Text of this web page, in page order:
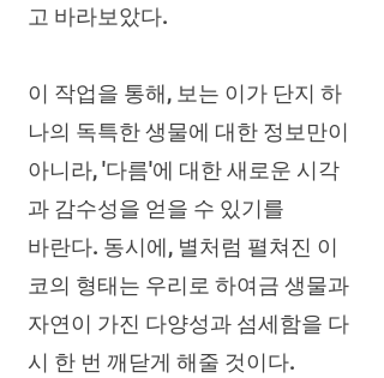
고 바라보았다.
이 작업을 통해, 보는 이가 단지 하
나의 독특한 생물에 대한 정보만이
아니라, '다름'에 대한 새로운 시각
과 감수성을 얻을 수 있기를
바란다. 동시에, 별처럼 펼쳐진 이
코의 형태는 우리로 하여금 생물과
자연이 가진 다양성과 섬세함을 다
시 한 번 깨닫게 해줄 것이다.